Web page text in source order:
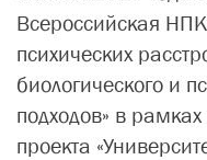
Всероссийская
психических
биологического и
подходов» в
проекта